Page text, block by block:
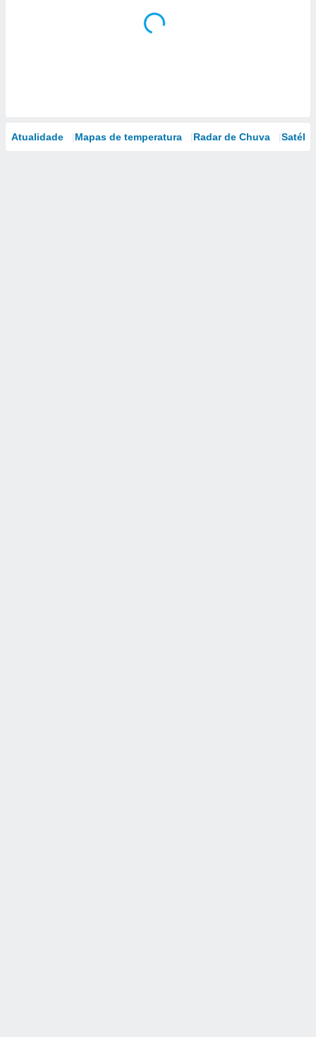
Atualidade Mapas de temperatura Radar de Chuva